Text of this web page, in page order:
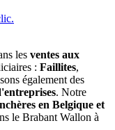
les ventes aux
: Faillites,
également des
. Notre
en Belgique et
le Brabant Wallon à